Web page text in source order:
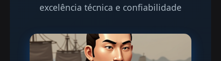
excelência técnica e confiabilidade